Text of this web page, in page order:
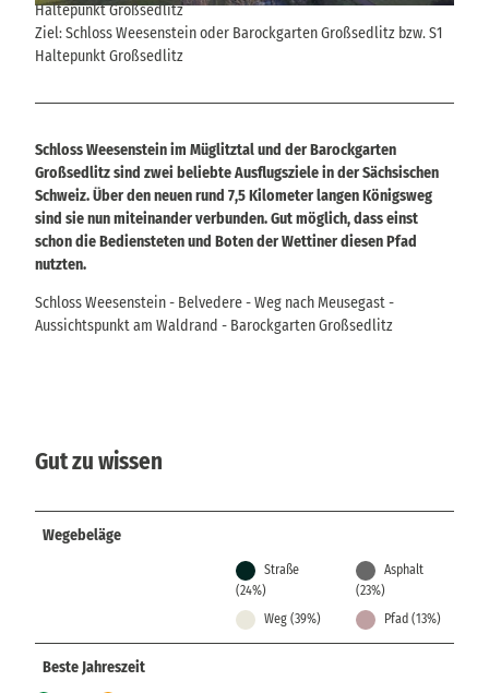
© Hans Fineart, Tourismusverband Sächsische Schweiz
Haltepunkt Großsedlitz
Ziel: Schloss Weesenstein oder Barockgarten Großsedlitz bzw. S1
Haltepunkt Großsedlitz
Schloss Weesenstein im Müglitztal und der Barockgarten
Großsedlitz sind zwei beliebte Ausflugsziele in der Sächsischen
Schweiz. Über den neuen rund 7,5 Kilometer langen Königsweg
sind sie nun miteinander verbunden. Gut möglich, dass einst
schon die Bediensteten und Boten der Wettiner diesen Pfad
nutzten.
Schloss Weesenstein - Belvedere - Weg nach Meusegast -
Aussichtspunkt am Waldrand - Barockgarten Großsedlitz
Gut zu wissen
Wegebeläge
Straße
(24%)
Asphalt
(23%)
Weg (39%)
Pfad (13%)
Beste Jahreszeit